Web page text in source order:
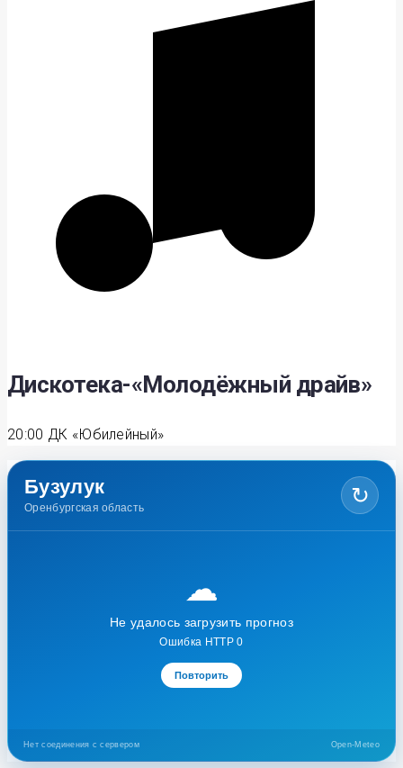
Дискотека-«Молодёжный драйв»
20:00 ДК «Юбилейный»
Бузулук
Оренбургская область ↻
☁
Не удалось загрузить прогноз
Ошибка HTTP 0
Повторить
Нет соединения с сервером Open-Meteo